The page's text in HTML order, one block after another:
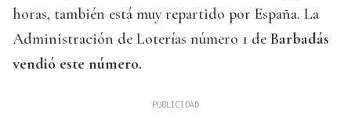
horas, también está muy repartido por España. La
Administración de Loterías número 1 de Barbadás
vendió este número.